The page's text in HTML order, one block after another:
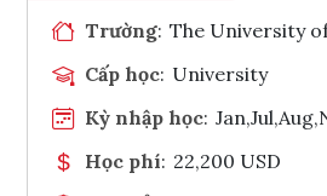
Trường: The University
Cấp học: University
Kỳ nhập học:
Học phí: 22,200 USD